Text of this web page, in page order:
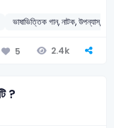
ভাষাভিত্তিক গান, নাটক, উপন্যাস,
5 2.4k
?